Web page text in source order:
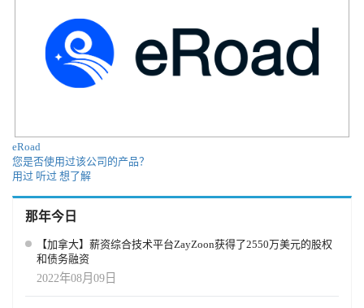
eRoad
您是否使用过该公司的产品？
用过 听过 想了解
那年今日
【加拿大】薪资综合技术平台ZayZoon获得了2550万美元的股权
和债务融资
2022年08月09日